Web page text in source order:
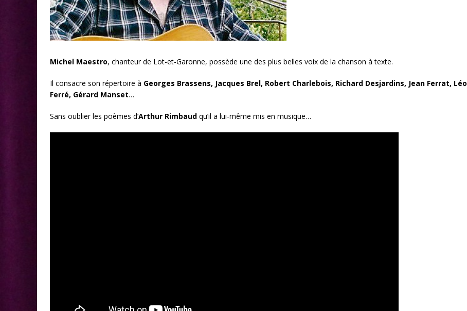
Michel Maestro, chanteur de Lot-et-Garonne, possède une des plus belles voix de la chanson à texte.
Il consacre son répertoire à Georges Brassens, Jacques Brel, Robert Charlebois, Richard Desjardins, Jean Ferrat, Léo
Ferré, Gérard Manset…
Sans oublier les poèmes d’Arthur Rimbaud qu’il a lui-même mis en musique…